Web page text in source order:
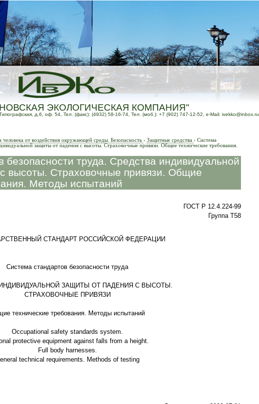
ЭКОЛОГИЧЕСКАЯ КОМПАНИЯ"
д.6, оф. 54, Тел. (факс): (4932) 58-16-74, Тел. (моб.): +7 (902) 747-12-52, e-Mail: ivekko@inbox.ru
от воздействия окружающей среды. Безопасность › Защитные средства › Система
защиты от падения с высоты. Страховочные привязи. Общие технические требования.
безопасности труда. Средства индивидуальной
высоты. Страховочные привязи. Общие
Методы испытаний
ГОСТ Р 12.4.224-99
Группа Т58
СТАНДАРТ РОССИЙСКОЙ ФЕДЕРАЦИИ
Система стандартов безопасности труда
ЗАЩИТЫ ОТ ПАДЕНИЯ С ВЫСОТЫ.
СТРАХОВОЧНЫЕ ПРИВЯЗИ
технические требования. Методы испытаний
Occupational safety standards system.
protective equipment against falls from a height.
Full body harnesses.
technical requirements. Methods of testing